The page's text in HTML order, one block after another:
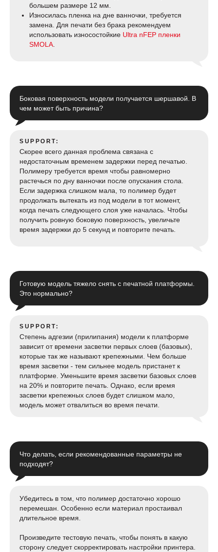
большем размере 12 мм.
Износилась пленка на дне ванночки, требуется
замена. Для печати без брака рекомендуем
использовать износостойкие Ultra nFEP пленки
SMOLA
Боковая поверхность модели получается шершавой. В
чем может быть причина?
SUPPORT:
Скорее всего данная проблема связана с
недостаточным временем задержки перед печатью.
Полимеру требуется время чтобы равномерно
растечься по дну ванночки после опускания стола.
Если задержка слишком мала, то полимер будет
продолжать вытекать из под модели в тот момент,
когда печать следующего слоя уже началась. Чтобы
получить ровную боковую поверхность, увеличьте
время задержки до 5 секунд и повторите печать.
Готовую модель тяжело снять с печатной платформы.
Это нормально?
SUPPORT:
Степень адгезии (прилипания) модели к платформе
зависит от времени засветки первых слоев (базовых),
которые так же называют крепежными. Чем больше
время засветки - тем сильнее модель пристанет к
платформе. Уменьшите время засветки базовых слоев
на 20% и повторите печать. Однако, если время
засветки крепежных слоев будет слишком мало,
модель может отвалиться во время печати.
Что делать, если рекомендованные параметры не
подходят?
Убедитесь в том, что полимер достаточно хорошо
перемешан. Особенно если материал простаивал
длительное время.
Произведите тестовую печать, чтобы понять в какую
сторону следует скорректировать настройки принтера.